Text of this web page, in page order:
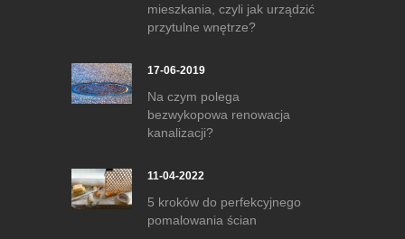
mieszkania, czyli jak urządzić
przytulne wnętrze?
17-06-2019
Na czym polega
bezwykopowa renowacja
kanalizacji?
11-04-2022
5 kroków do perfekcyjnego
pomalowania ścian